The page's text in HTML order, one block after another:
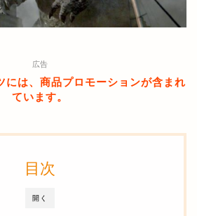
広告
には、商品プロモーションが含まれ
ています。
開く
目次